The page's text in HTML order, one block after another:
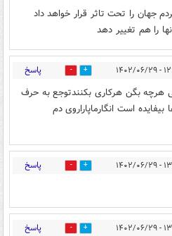
جهان را تحت تاثر قرار خواهد داد
را هم تغییر دهد
۰۶/۲۹ 3 پاسخ
هرچه بگن هرکاری بکنندتوجع به حرف
بیفایده است انگارماپاراروی دم
۰۶/۲۹ 1 پاسخ
۰۶/۲۹ 5 پاسخ